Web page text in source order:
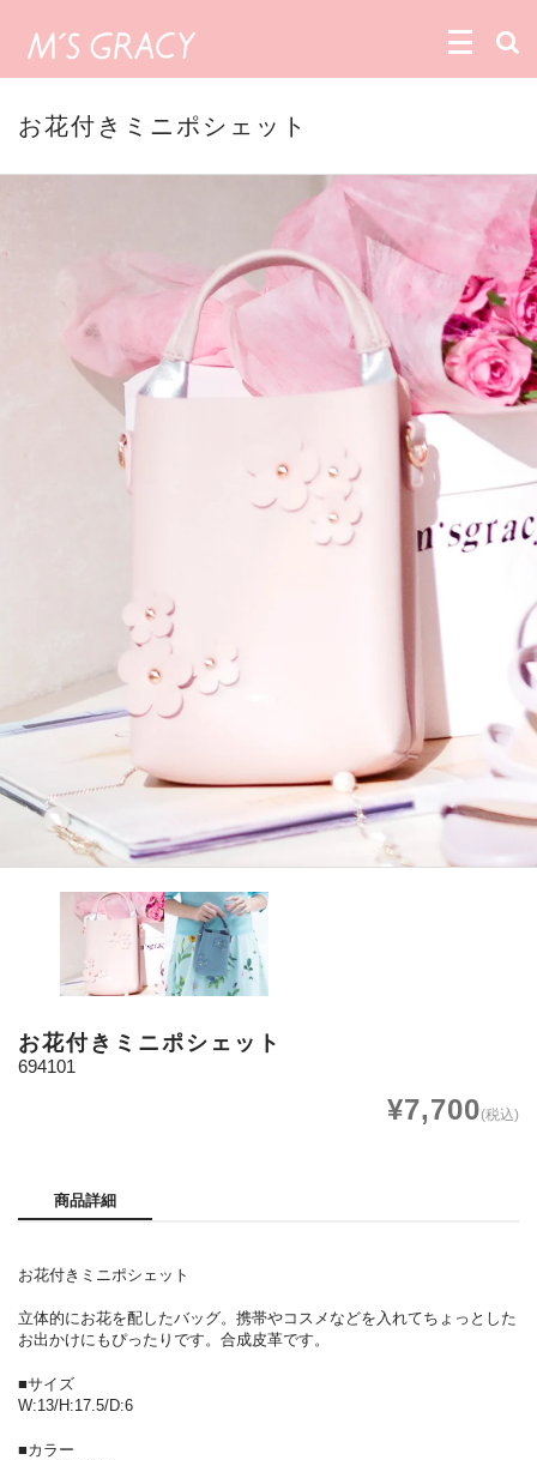
お花付きミニポシェット
お花付きミニポシェット
694101
¥7,700(税込)
商品詳細
お花付きミニポシェット
立体的にお花を配したバッグ。携帯やコスメなどを入れてちょっとした
お出かけにもぴったりです。合成皮革です。
■サイズ
W:13/H:17.5/D:6
■カラー